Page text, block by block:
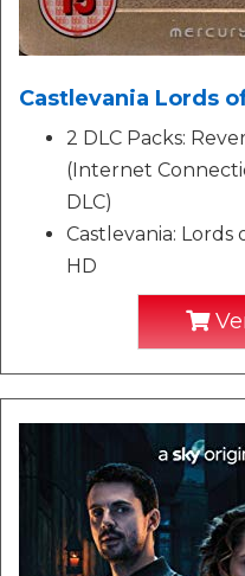
Castlevania Lords
2 DLC Packs:
(Internet
DLC)
Castlevania: Lords
HD